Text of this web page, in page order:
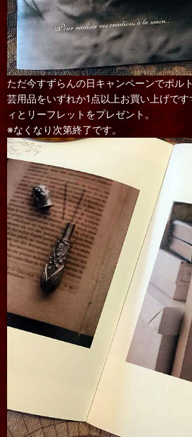
ただ今すずらんの日キャンペーンでポル
芸用品をいずれか1点以上お買い上げで
ィとリーフレットをプレゼント。
※なくなり次第終了です。